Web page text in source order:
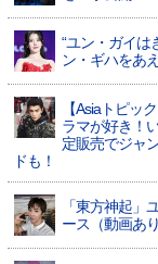
“ユン・ガイは
ン・ギハをあ
【Asiaトピッ
ラマが好き！
定販売でジャ
ドも！
「東方神起
ース（動画あり